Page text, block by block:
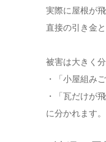
実際に屋根が
直接の引き金
被害は大きく
・「小屋組み
・「瓦だけが
に分かれます。